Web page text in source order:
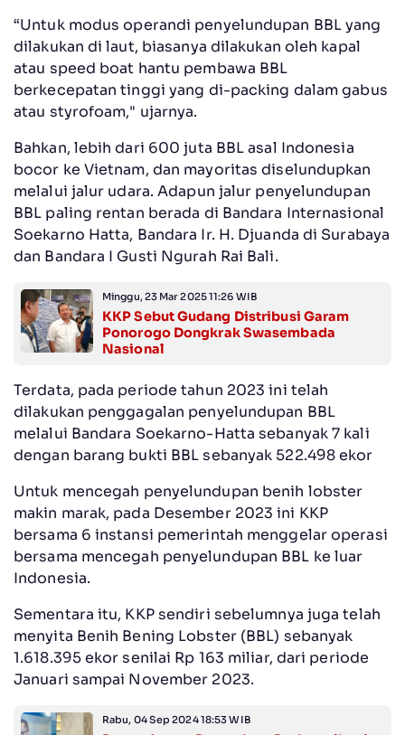
“Untuk modus operandi penyelundupan BBL yang
dilakukan di laut, biasanya dilakukan oleh kapal
atau speed boat hantu pembawa BBL
berkecepatan tinggi yang di-packing dalam gabus
atau styrofoam," ujarnya.
Bahkan, lebih dari 600 juta BBL asal Indonesia
bocor ke Vietnam, dan mayoritas diselundupkan
melalui jalur udara. Adapun jalur penyelundupan
BBL paling rentan berada di Bandara Internasional
Soekarno Hatta, Bandara Ir. H. Djuanda di Surabaya
dan Bandara I Gusti Ngurah Rai Bali.
Minggu, 23 Mar 2025 11:26 WIB
KKP Sebut Gudang Distribusi Garam
Ponorogo Dongkrak Swasembada
Nasional
Terdata, pada periode tahun 2023 ini telah
dilakukan penggagalan penyelundupan BBL
melalui Bandara Soekarno-Hatta sebanyak 7 kali
dengan barang bukti BBL sebanyak 522.498 ekor
Untuk mencegah penyelundupan benih lobster
makin marak, pada Desember 2023 ini KKP
bersama 6 instansi pemerintah menggelar operasi
bersama mencegah penyelundupan BBL ke luar
Indonesia.
Sementara itu, KKP sendiri sebelumnya juga telah
menyita Benih Bening Lobster (BBL) sebanyak
1.618.395 ekor senilai Rp 163 miliar, dari periode
Januari sampai November 2023.
Rabu, 04 Sep 2024 18:53 WIB